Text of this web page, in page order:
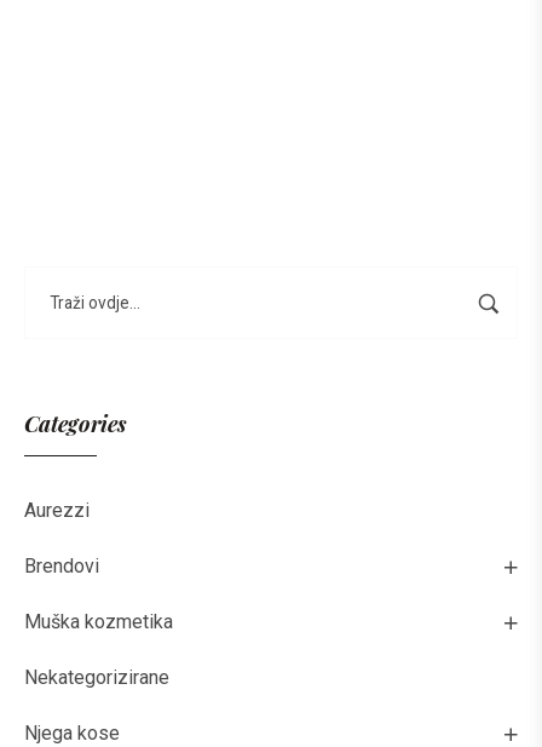
Categories
Aurezzi
Brendovi
Muška kozmetika
Nekategorizirane
Njega kose